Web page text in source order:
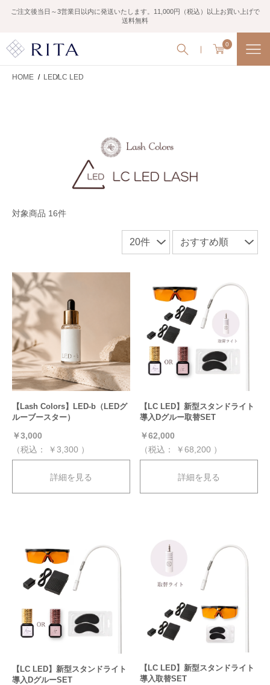
ご注文後当日～3営業日以内に発送いたします。11,000円（税込）以上お買い上げで
送料無料
0
HOME / LEDLC LED
対象商品 16件
【Lash Colors】LED-b（LEDグ
ルーブースター）
￥3,000
（税込：
￥3,300 ）
詳細を見る
【LC LED】新型スタンドライト
導入Dグルー取替SET
￥62,000
（税込：
￥68,200 ）
詳細を見る
【LC LED】新型スタンドライト
導入DグルーSET
【LC LED】新型スタンドライト
導入取替SET